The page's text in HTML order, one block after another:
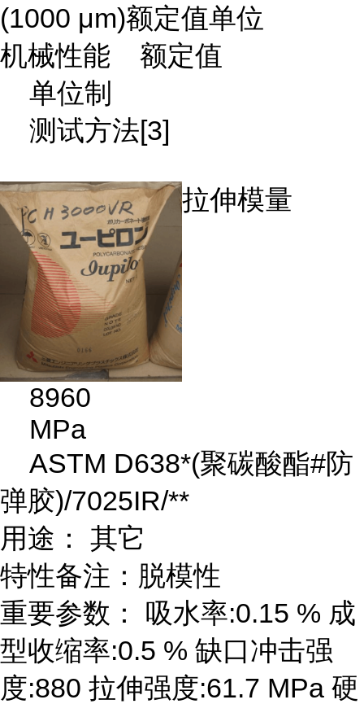
(1000 μm)额定值单位
机械性能 额定值
单位制
测试方法[3]
拉伸模量
8960
MPa
ASTM D638*(聚碳酸酯#防
弹胶)/7025IR/**
用途： 其它
特性备注：脱模性
重要参数： 吸水率:0.15 % 成
型收缩率:0.5 % 缺口冲击强
度:880 拉伸强度:61.7 MPa 硬